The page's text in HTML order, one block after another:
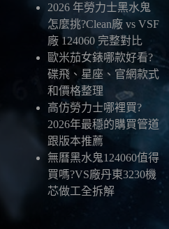
2026 年勞力士黑水鬼
怎麼挑?Clean廠 vs VSF
廠 124060 完整對比
歐米茄女錶哪款好看?
碟飛、星座、官網款式
和價格整理
高仿勞力士哪裡買?
2026年最穩的購買管道
跟版本推薦
無曆黑水鬼124060值得
買嗎?VS廠丹東3230機
芯做工全拆解